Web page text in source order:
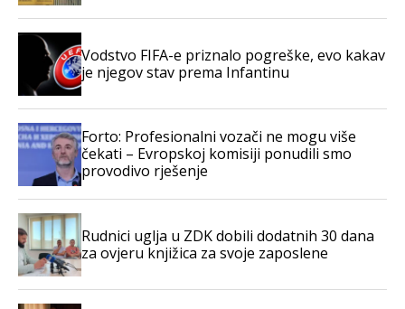
Vodstvo FIFA-e priznalo pogreške, evo kakav
je njegov stav prema Infantinu
Forto: Profesionalni vozači ne mogu više
čekati – Evropskoj komisiji ponudili smo
provodivo rješenje
Rudnici uglja u ZDK dobili dodatnih 30 dana
za ovjeru knjižica za svoje zaposlene